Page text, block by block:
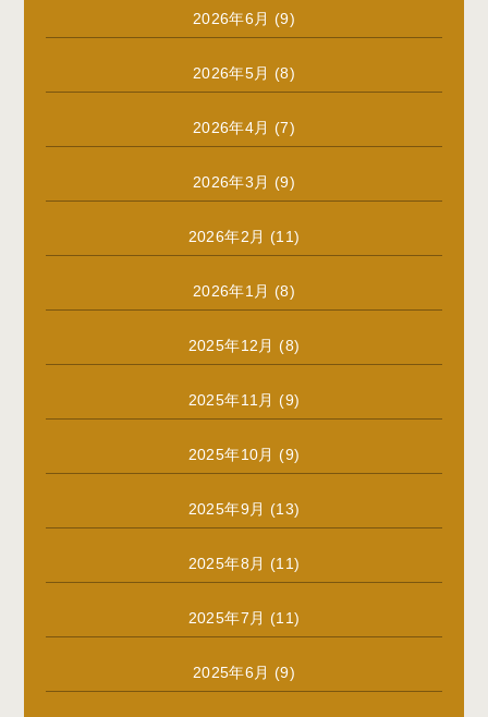
2026年6月 (9)
2026年5月 (8)
2026年4月 (7)
2026年3月 (9)
2026年2月 (11)
2026年1月 (8)
2025年12月 (8)
2025年11月 (9)
2025年10月 (9)
2025年9月 (13)
2025年8月 (11)
2025年7月 (11)
2025年6月 (9)